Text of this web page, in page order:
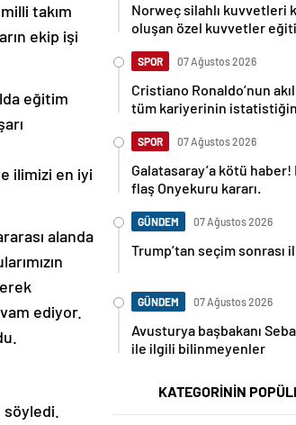
takım
ekip işi
eğitim
ilimizi en iyi
alanda
ediyor.
Norweç silahlı kuvvetleri
oluşan özel kuvvetler
SPOR 07 Ağustos 2026
Cristiano Ronaldo’nun
tüm kariyerinin istatistiğini
SPOR 07 Ağustos 2026
Galatasaray’a kötü haber!
flaş Onyekuru kararı.
GÜNDEM 07 Ağustos 2026
Trump’tan seçim sonrası
GÜNDEM 07 Ağustos 2026
Avusturya başbakanı
ile ilgili bilinmeyenler
KATEGORİNİN